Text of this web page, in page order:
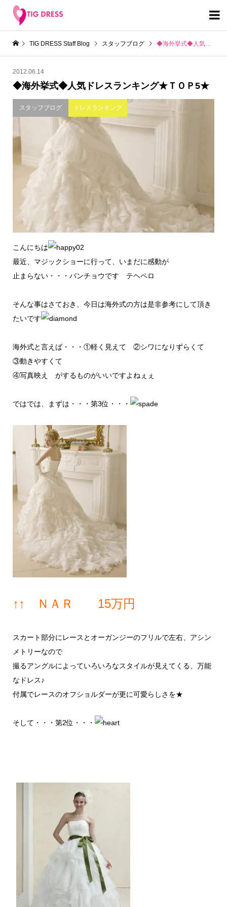

TIG DRESS Staff Blog スタッフブログ ◆海外挙式◆人気ドレスランキング★ＴＯＰ5★
2012.06.14
◆海外挙式◆人気ドレスランキング★ＴＯＰ5★
スタッフブログ ドレスランキング
こんにちは
最近、マジックショーに行って、いまだに感動が
止まらない・・・バンチョウです テヘペロ
そんな事はさておき、今日は海外式の方は是非参考にして頂き
たいです
海外式と言えば・・・①軽く見えて ②シワになりずらくて
③動きやすくて
④写真映え がするものがいいですよねぇぇ
ではでは、まずは・・・第3位・・・
↑↑ ＮＡＲ 15万円
スカート部分にレースとオーガンジーのフリルで左右、アシン
メトリーなので
撮るアングルによっていろいろなスタイルが見えてくる、万能
なドレス♪
付属でレースのオフショルダーが更に可愛らしさを★
そして・・・第2位・・・